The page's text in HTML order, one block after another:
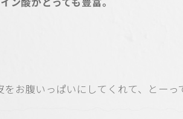
をお腹いっぱいにしてくれて、とーっ